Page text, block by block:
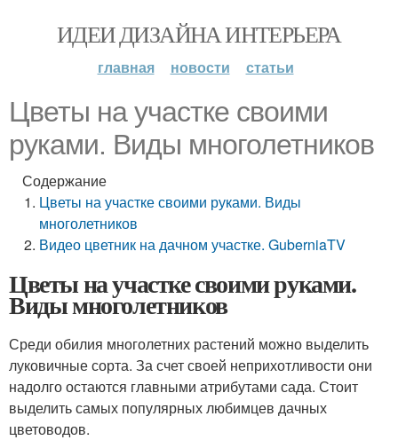
ИДЕИ ДИЗАЙНА ИНТЕРЬЕРА
главная новости статьи
Цветы на участке своими
руками. Виды многолетников
Содержание
Цветы на участке своими руками. Виды
многолетников
Видео цветник на дачном участке. GuberniaTV
Цветы на участке своими руками.
Виды многолетников
Среди обилия многолетних растений можно выделить
луковичные сорта. За счет своей неприхотливости они
надолго остаются главными атрибутами сада. Стоит
выделить самых популярных любимцев дачных
цветоводов.